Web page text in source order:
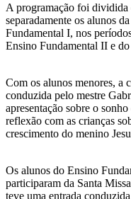
A programação foi dividida
separadamente os alunos
Fundamental I, nos
Ensino Fundamental II e
Com os alunos menores, a
conduzida pelo mestre
apresentação sobre o
reflexão com as crianças
crescimento do menino
Os alunos do Ensino
participaram da Santa
teve uma entrada